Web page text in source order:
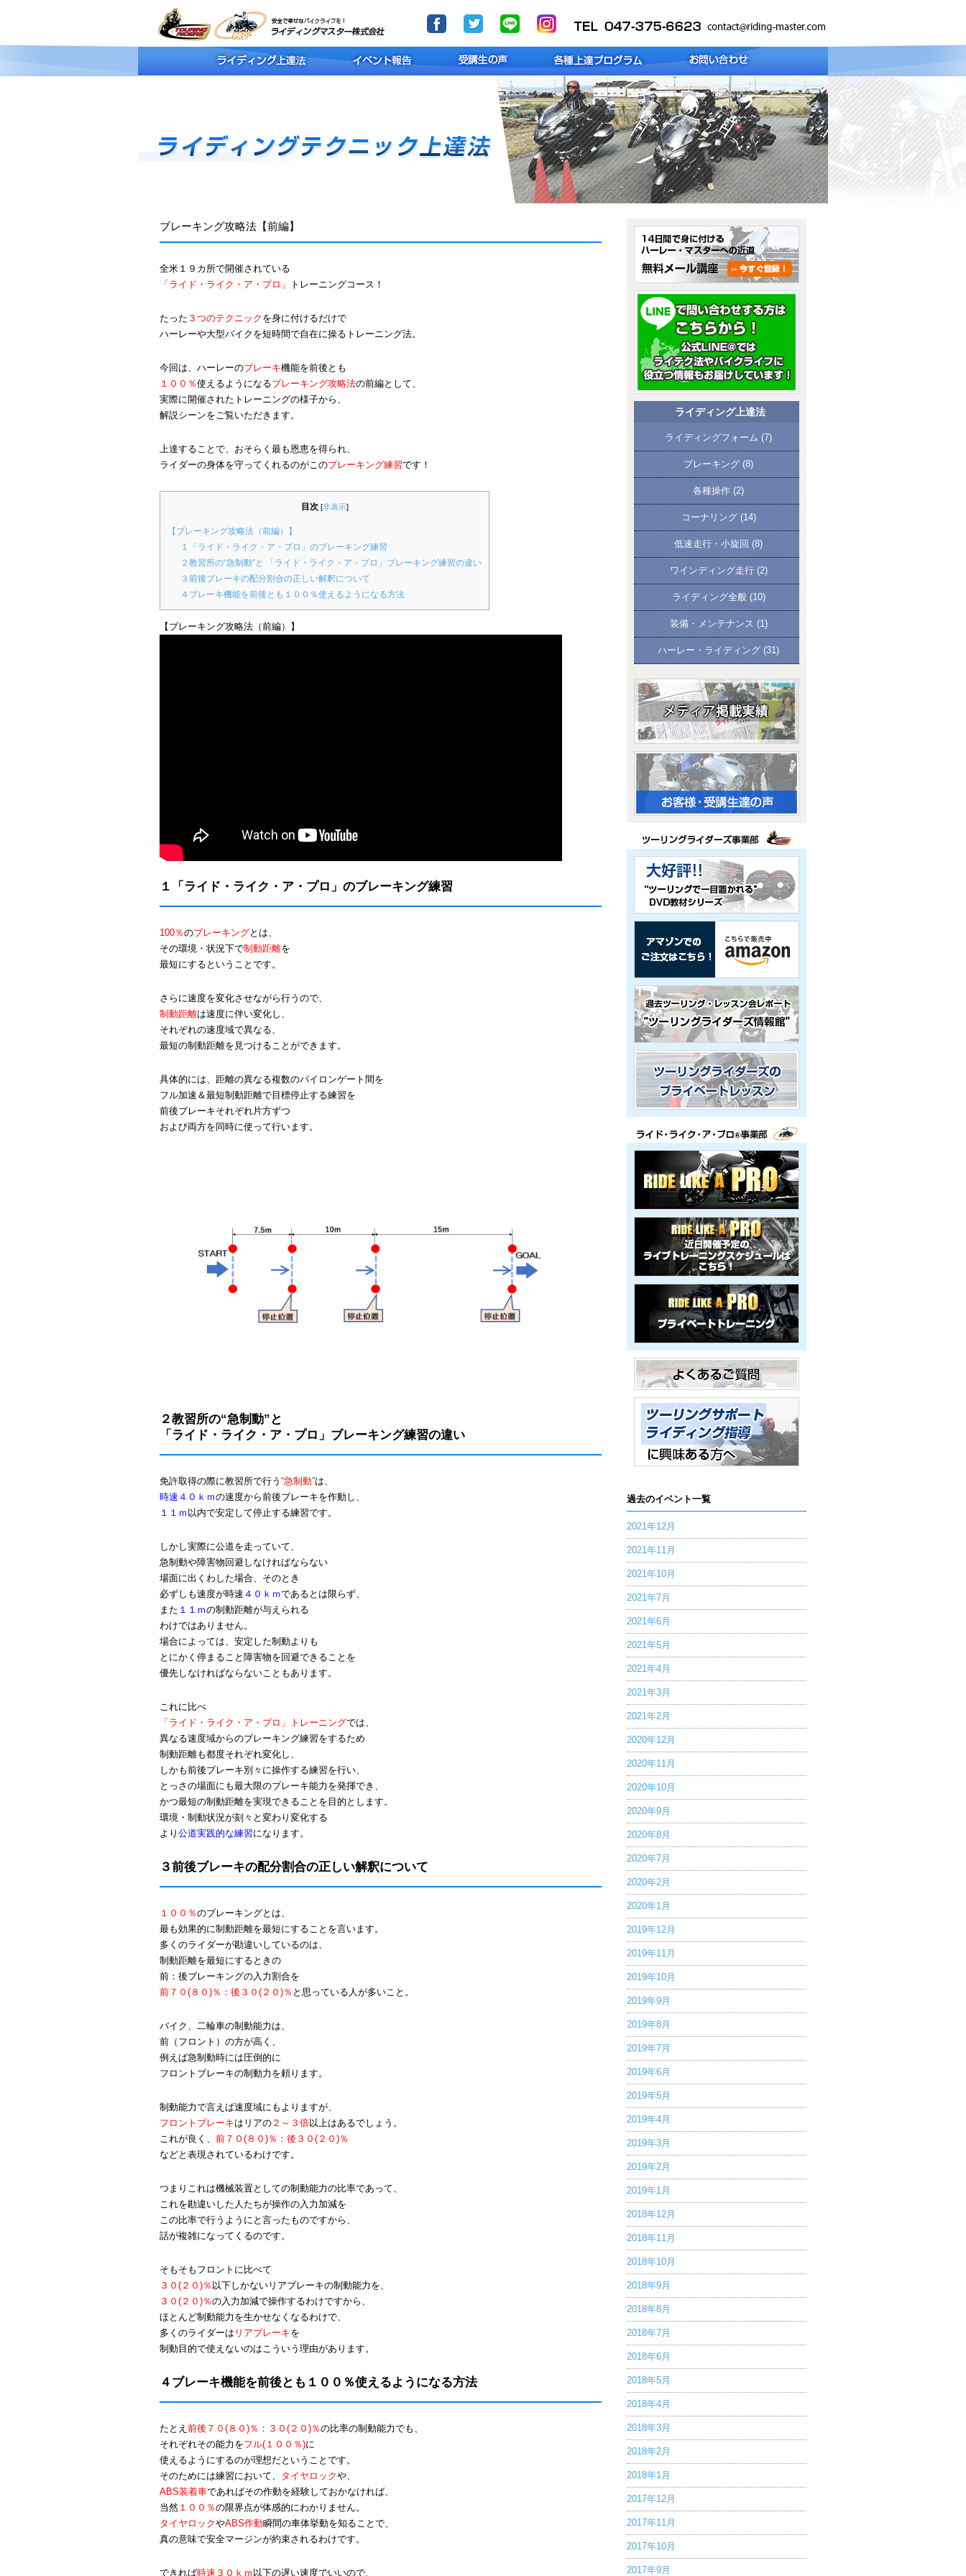
ブレーキング攻略法【前編】
全米１９カ所で開催されている
「ライド・ライク・ア・プロ」
トレーニングコース！
たった ３つのテクニック を身に付けるだけで
ハーレーや大型バイクを短時間で自在に操るトレーニング法。
今回は、ハーレーのブレーキ機能を前後とも
１００％使えるようになるブレーキング攻略法の前編として、
実際に開催されたトレーニングの様子から、
解説シーンをご覧いただきます。
上達することで、おそらく最も恩恵を得られ、
ライダーの身体を守ってくれるのがこのブレーキング練習です！
目次 [非表示]
【ブレーキング攻略法（前編）】
１「ライド・ライク・ア・プロ」のブレーキング練習
２教習所の“急制動”と 「ライド・ライク・ア・プロ」ブレーキング練習の違い
３前後ブレーキの配分割合の正しい解釈について
４ブレーキ機能を前後とも１００％使えるようになる方法
【ブレーキング攻略法（前編）】
１「ライド・ライク・ア・プロ」のブレーキング練習
100％のブレーキングとは、
その環境・状況下で制動距離を
最短にするということです。
さらに速度を変化させながら行うので、
制動距離は速度に伴い変化し、
それぞれの速度域で異なる、
最短の制動距離を見つけることができます。
具体的には、距離の異なる複数のパイロンゲート間を
フル加速＆最短制動距離で目標停止する練習を
前後ブレーキそれぞれ片方ずつ
および両方を同時に使って行います。
２教習所の“急制動”と
「ライド・ライク・ア・プロ」ブレーキング練習の違い
免許取得の際に教習所で行う “急制動”は、
時速４０ｋｍの速度から前後ブレーキを作動し、
１１ｍ 以内で安定して停止する練習です。
しかし実際に公道を走っていて、
急制動や障害物回避しなければならない
場面に出くわした場合、そのとき
必ずしも速度が時速 ４０ｋｍであるとは限らず、
また １１ｍの制動距離が与えられる
わけではありません。
場合によっては、安定した制動よりも
とにかく停まること障害物を回避できることを
優先しなければならないこともあります。
これに比べ
「ライド・ライク・ア・プロ」トレーニングでは、
異なる速度域からのブレーキング練習をするため
制動距離も都度それぞれ変化し、
しかも前後ブレーキ別々に操作する練習を行い、
とっさの場面にも最大限のブレーキ能力を発揮でき、
かつ最短の制動距離を実現できることを目的とします。
環境・制動状況が刻々と変わり変化する
より 公道実践的な練習になります。
３前後ブレーキの配分割合の正しい解釈について
１００％のブレーキングとは、
最も効果的に制動距離を最短にすることを言います。
多くのライダーが勘違いしているのは、
制動距離を最短にするときの
前：後ブレーキングの入力割合を
前７０(８０)％：後３０(２０)％ と思っている人が多いこと。
バイク、二輪車の制動能力は、
前（フロント）の方が高く、
例えば急制動時には圧倒的に
フロントブレーキの制動力を頼ります。
制動能力で言えば速度域にもよりますが、
フロントブレーキはリアの ２～３倍以上はあるでしょう。
これが良く、 前７０(８０)％：後３０(２０)％
などと表現されているわけです。
つまりこれは機械装置としての制動能力の比率であって、
これを勘違いした人たちが操作の入力加減を
この比率で行うようにと言ったものですから、
話が複雑になってくるのです。
そもそもフロントに比べて
３０(２０)％ 以下しかないリアブレーキの制動能力を、
３０(２０)％の入力加減で操作するわけですから、
ほとんど制動能力を生かせなくなるわけで、
多くのライダーは リアブレーキを
制動目的で使えないのはこういう理由があります。
４ブレーキ機能を前後とも１００％使えるようになる方法
たとえ 前後７０(８０)％：３０(２０)％の比率の制動能力でも、
それぞれその能力をフル(１００％)に
使えるようにするのが理想だということです。
そのためには練習において、 タイヤロックや、
ABS装着車であればその作動を経験しておかなければ、
当然 １００％の限界点が体感的にわかりません。
タイヤロックやABS作動瞬間の車体挙動を知ることで、
真の意味で安全マージンが約束されるわけです。
できれば時速３０ｋｍ 以下の遅い速度でいいので、
ライディング上達法
ライディングフォーム (7)
ブレーキング (8)
各種操作 (2)
コーナリング(14)
低速走行・小旋回 (8)
ワインディング走行(2)
ライディング全般 (10)
装備・メンテナンス (1)
ハーレー・ライディング (31)
過去のイベント一覧
2021年12月
2021年11月
2021年10月
2021年7月
2021年6月
2021年5月
2021年4月
2021年3月
2021年2月
2020年12月
2020年11月
2020年10月
2020年9月
2020年8月
2020年7月
2020年2月
2020年1月
2019年12月
2019年11月
2019年10月
2019年9月
2019年8月
2019年7月
2019年6月
2019年5月
2019年4月
2019年3月
2019年2月
2019年1月
2018年12月
2018年11月
2018年10月
2018年9月
2018年8月
2018年7月
2018年6月
2018年5月
2018年4月
2018年3月
2018年2月
2018年1月
2017年12月
2017年11月
2017年10月
2017年9月